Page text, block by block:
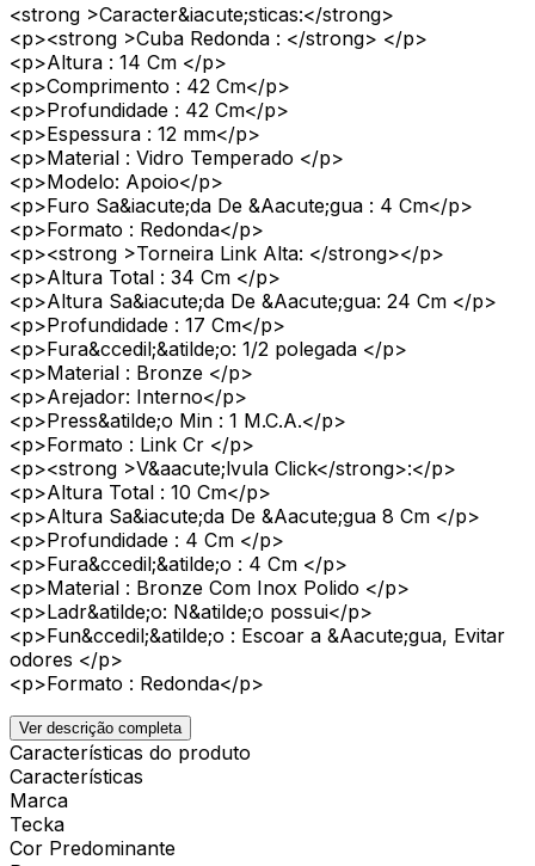
<strong >Caracter&iacute;sticas:</strong>
<p><strong >Cuba Redonda : </strong> </p>
<p>Altura : 14 Cm </p>
<p>Comprimento : 42 Cm</p>
<p>Profundidade : 42 Cm</p>
<p>Espessura : 12 mm</p>
<p>Material : Vidro Temperado </p>
<p>Modelo: Apoio</p>
<p>Furo Sa&iacute;da De &Aacute;gua : 4 Cm</p>
<p>Formato : Redonda</p>
<p><strong >Torneira Link Alta: </strong></p>
<p>Altura Total : 34 Cm </p>
<p>Altura Sa&iacute;da De &Aacute;gua: 24 Cm </p>
<p>Profundidade : 17 Cm</p>
<p>Fura&ccedil;&atilde;o: 1/2 polegada </p>
<p>Material : Bronze </p>
<p>Arejador: Interno</p>
<p>Press&atilde;o Min : 1 M.C.A.</p>
<p>Formato : Link Cr </p>
<p><strong >V&aacute;lvula Click</strong>:</p>
<p>Altura Total : 10 Cm</p>
<p>Altura Sa&iacute;da De &Aacute;gua 8 Cm </p>
<p>Profundidade : 4 Cm </p>
<p>Fura&ccedil;&atilde;o : 4 Cm </p>
<p>Material : Bronze Com Inox Polido </p>
<p>Ladr&atilde;o: N&atilde;o possui</p>
<p>Fun&ccedil;&atilde;o : Escoar a &Aacute;gua, Evitar
odores </p>
<p>Formato : Redonda</p>
Ver descrição completa
Características do produto
Características
Marca
Tecka
Cor Predominante